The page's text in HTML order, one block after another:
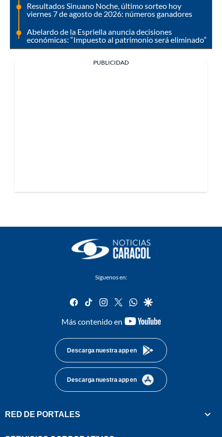
Resultados Sinuano Noche, último sorteo hoy
viernes 7 de agosto de 2026: números ganadores
Abelardo de la Espriella anuncia decisiones
económicas: “Impuesto al patrimonio será eliminado”
PUBLICIDAD
Síguenos en:
facebook
tiktok instagram
twitterwhatsapp
google
Más contenido en
youtube-
Descarga nuestra app en
Descarga nuestra app en
RED DE PORTALES